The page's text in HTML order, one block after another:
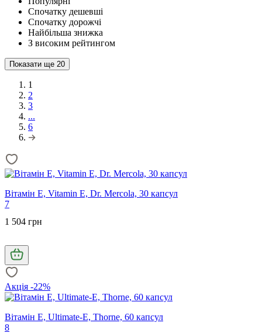
Спочатку дешевші
Спочатку дорожчі
Найбільша знижка
З високим рейтингом
Показати ще 20
1
2
3
...
6
Вітамін Е, Vitamin E, Dr. Mercola, 30 капсул
7
1 504 грн
Акція -22%
Вітамін Е, Ultimate-E, Thorne, 60 капсул
8